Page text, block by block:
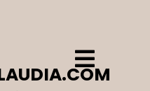
Open
Menu